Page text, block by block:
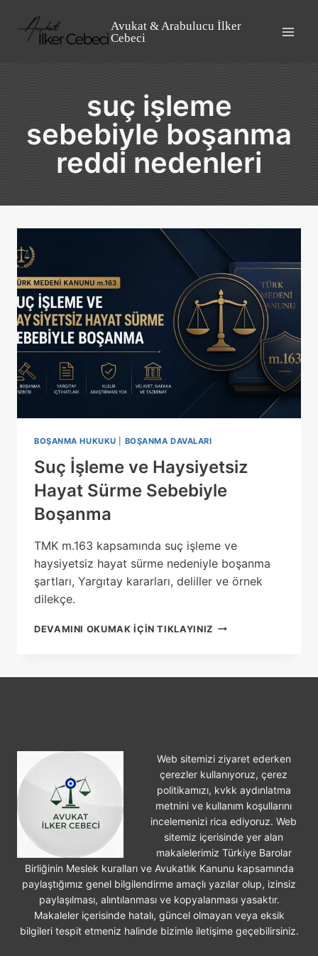
content
Avukat & Arabulucu İlker
Cebeci
suç işleme
sebebiyle boşanma
reddi nedenleri
BOŞANMA HUKUKU BOŞANMA DAVALARI
Suç İşleme ve Haysiyetsiz
Hayat Sürme Sebebiyle
Boşanma
TMK m.163 kapsamında suç işleme ve
haysiyetsiz hayat sürme nedeniyle boşanma
şartları, Yargıtay kararları, deliller ve örnek
dilekçe.
DEVAMINI OKUMAK IÇIN TIKLAYINIZ SUÇ
Web sitemizi ziyaret ederken
çerezler kullanıyoruz, çerez
politikamızı, kvkk aydınlatma
metnini ve kullanım koşullarını
incelemenizi rica ediyoruz. Web
sitemiz içerisinde yer alan
makalelerimiz Türkiye Barolar
Birliğinin Meslek kuralları ve Avukatlık Kanunu kapsamında
paylaştığımız genel bilgilendirme amaçlı yazılar olup, izinsiz
paylaşılması, alıntılanması ve kopyalanması yasaktır.
Makaleler içerisinde hatalı, güncel olmayan veya eksik
bilgileri tespit etmeniz halinde bizimle iletişime geçebilirsiniz.